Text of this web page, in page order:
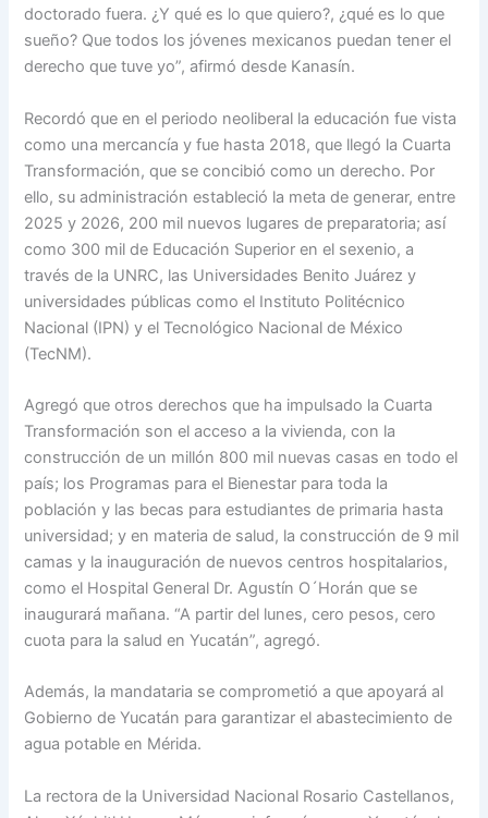
doctorado fuera. ¿Y qué es lo que quiero?, ¿qué es lo que
sueño? Que todos los jóvenes mexicanos puedan tener el
derecho que tuve yo”, afirmó desde Kanasín.
Recordó que en el periodo neoliberal la educación fue vista
como una mercancía y fue hasta 2018, que llegó la Cuarta
Transformación, que se concibió como un derecho. Por
ello, su administración estableció la meta de generar, entre
2025 y 2026, 200 mil nuevos lugares de preparatoria; así
como 300 mil de Educación Superior en el sexenio, a
través de la UNRC, las Universidades Benito Juárez y
universidades públicas como el Instituto Politécnico
Nacional (IPN) y el Tecnológico Nacional de México
(TecNM).
Agregó que otros derechos que ha impulsado la Cuarta
Transformación son el acceso a la vivienda, con la
construcción de un millón 800 mil nuevas casas en todo el
país; los Programas para el Bienestar para toda la
población y las becas para estudiantes de primaria hasta
universidad; y en materia de salud, la construcción de 9 mil
camas y la inauguración de nuevos centros hospitalarios,
como el Hospital General Dr. Agustín O´Horán que se
inaugurará mañana. “A partir del lunes, cero pesos, cero
cuota para la salud en Yucatán”, agregó.
Además, la mandataria se comprometió a que apoyará al
Gobierno de Yucatán para garantizar el abastecimiento de
agua potable en Mérida.
La rectora de la Universidad Nacional Rosario Castellanos,